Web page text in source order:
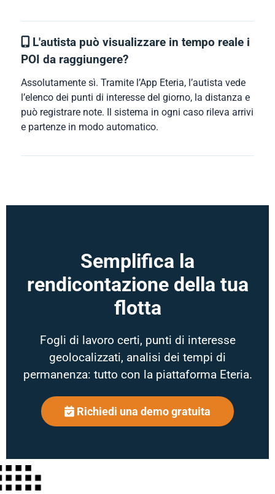
L'autista può visualizzare in tempo reale i
POI da raggiungere?
Assolutamente sì. Tramite l’App Eteria, l’autista vede
l’elenco dei punti di interesse del giorno, la distanza e
può registrare note. Il sistema in ogni caso rileva arrivi
e partenze in modo automatico.
Semplifica la
rendicontazione della tua
flotta
Fogli di lavoro certi, punti di interesse
geolocalizzati, analisi dei tempi di
permanenza: tutto con la piattaforma Eteria.
Richiedi una demo gratuita